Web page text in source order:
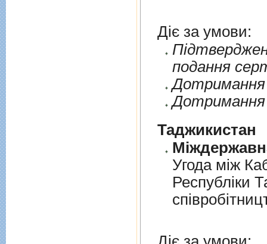
Діє за умови:
подання
Дотримання
Дотримання
Таджикистан
Угода мiж
Республiки